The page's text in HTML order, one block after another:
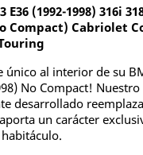
E36 (1992-1998) 316i
Compact) Cabriolet
único al interior de su
No Compact! Nuestro
desarrollado
un carácter